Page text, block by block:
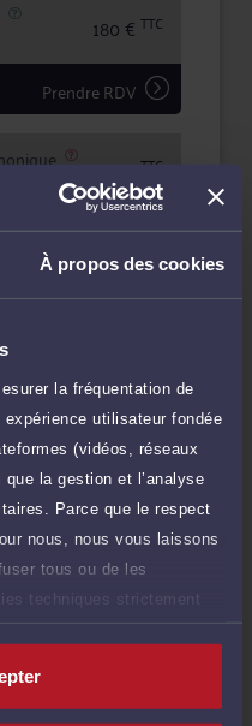
À propos des cookies
la fréquentation de
utilisateur fondée
(vidéos, réseaux
la gestion et l’analyse
Parce que le respect
nous, nous vous laissons
tous ou de les
techniques strictement
site.
180 € TTC
Prendre RDV
180 €TTC
un rappel
90 €
une question
possibilité
600 €
Consulter par écrit